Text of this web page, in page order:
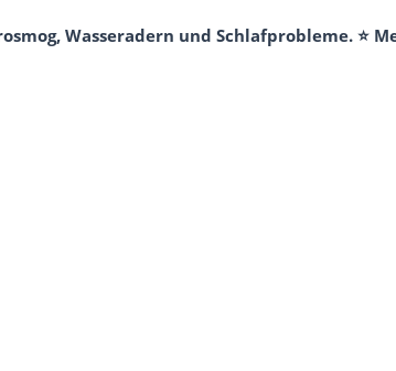
Wasseradern und Schlafprobleme. ⭐